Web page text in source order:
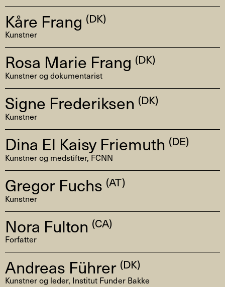
Kåre Frang (DK)
Kunstner
Rosa Marie Frang (DK)
Kunstner og dokumentarist
Signe Frederiksen (DK)
Kunstner
Dina El Kaisy Friemuth (DE)
Kunstner og medstifter, FCNN
Gregor Fuchs (AT)
Kunstner
Nora Fulton (CA)
Forfatter
Andreas Führer (DK)
Kunstner og leder, Institut Funder Bakke